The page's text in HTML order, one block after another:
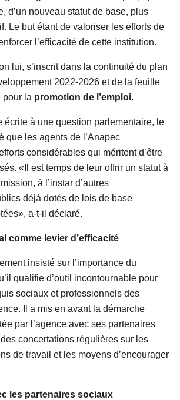
d’un nouveau statut de base, plus
Le but étant de valoriser les efforts de
l’efficacité de cette institution.
lui, s’inscrit dans la continuité du plan
2022-2026 et de la feuille
pour la promotion de l’emploi.
écrite à une question parlementaire, le
que les agents de l’Anapec
considérables qui méritent d’être
«Il est temps de leur offrir un statut à
à l’instar d’autres
déjà dotés de lois de base
a-t-il déclaré.
comme levier d’efficacité
insisté sur l’importance du
qualifie d’outil incontournable pour
sociaux et professionnels des
Il a mis en avant la démarche
par l’agence avec ses partenaires
concertations régulières sur les
de travail et les moyens d’encourager
les partenaires sociaux